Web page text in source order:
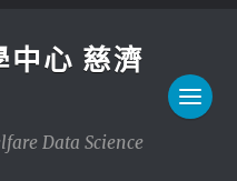
中心 慈濟
Data Science